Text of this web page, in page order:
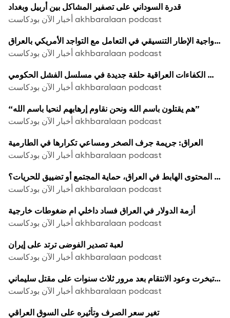
قدرة السوداني على تصفير المشاكل بين أربيل وبغداد
أخبار الآن بودكاست akhbaralaan podcast
ازدواجية الإطار التنسيقي في التعامل مع التواجد الأمريكي بالعراق
أخبار الآن بودكاست akhbaralaan podcast
استهداف الكفاءات العراقية حلقة جديدة في مسلسل الفشل الحكومي
أخبار الآن بودكاست akhbaralaan podcast
“هم يقتلون باسم الله ونحن نقاوم إرهابهم لنحيا باسم الله”
أخبار الآن بودكاست akhbaralaan podcast
العراق: جريمة جرف الصخر ومساعي تكرارها في الطارمية
أخبار الآن بودكاست akhbaralaan podcast
مكافحة المحتوى الهابط في العراق، حماية المجتمع أو تضييق للحريات؟
أخبار الآن بودكاست akhbaralaan podcast
أزمة الدولار في العراق فساد داخلي ام ضغوطات خارجية
أخبار الآن بودكاست akhbaralaan podcast
لعبة تصدير الفوضى ترتد على إيران
أخبار الآن بودكاست akhbaralaan podcast
كيف تبخرت وعود الانتقام بعد مرور ثلاث سنوات على مقتل سليماني
أخبار الآن بودكاست akhbaralaan podcast
تغير سعر الصرف وتأثيره على السوق العراقي